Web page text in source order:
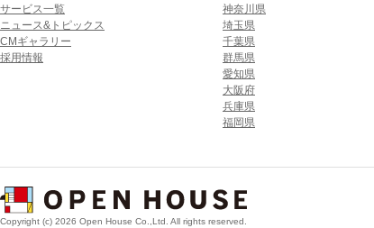
サービス一覧
ニュース&トピックス
CMギャラリー
採用情報
神奈川県
埼玉県
千葉県
群馬県
愛知県
大阪府
兵庫県
福岡県
Copyright (c) 2026 Open House Co.,Ltd. All rights reserved.